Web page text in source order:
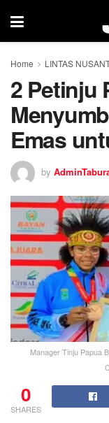
Home LINTAS
2 Petinju
Emas
by
Manager Tinju Papua
0
SHARES